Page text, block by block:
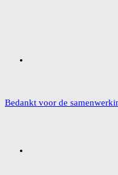
Bedankt voor de